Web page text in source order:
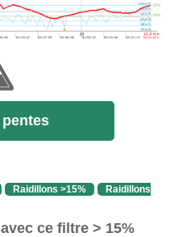
Raidillons >15%
Raidillons
ce filtre > 15%